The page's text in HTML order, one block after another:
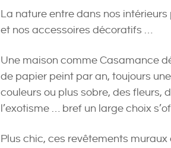
La nature entre dans nos
et nos accessoires décoratifs …
Une maison comme Casamance
de papier peint par an, toujours
couleurs ou plus sobre, des fleurs,
l’exotisme … bref un large choix
Plus chic, ces revêtements